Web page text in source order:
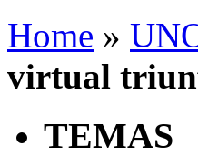
Home »
virtual
TEMAS